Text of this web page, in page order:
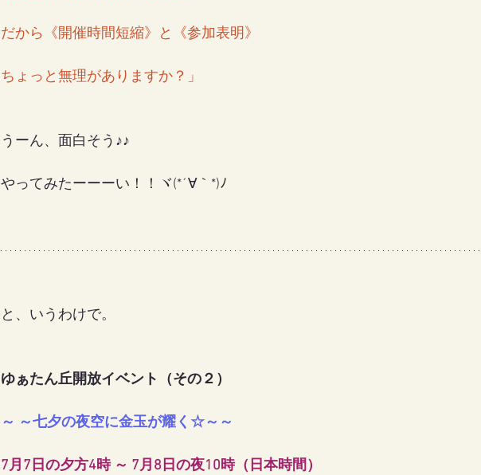
だから《開催時間短縮》と《参加表明》
ちょっと無理がありますか？」
うーん、面白そう♪♪
やってみたーーーい！！ヾ(*´∀｀*)ﾉ
と、いうわけで。
ゆぁたん丘開放イベント（その２）
～ ～七夕の夜空に金玉が耀く☆～～
7月7日の夕方4時 ～ 7月8日の夜10時（日本時間）